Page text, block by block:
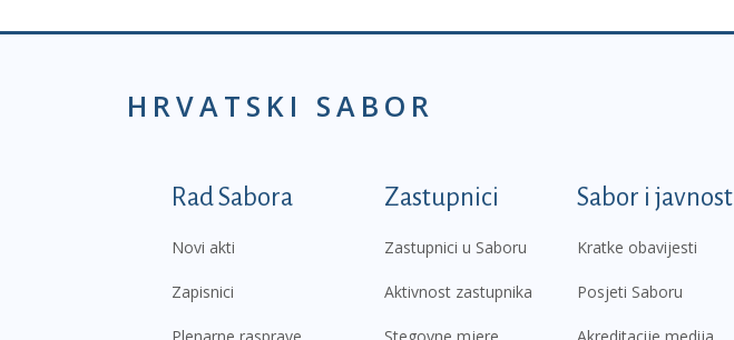
HRVATSKI SABOR
Podnožje prvi izbornik
Rad Sabora
Novi akti
Zapisnici
Zastupnici
Zastupnici u Saboru
Aktivnost zastupnika
Sabor i javnost
Kratke obavijesti
Posjeti Saboru